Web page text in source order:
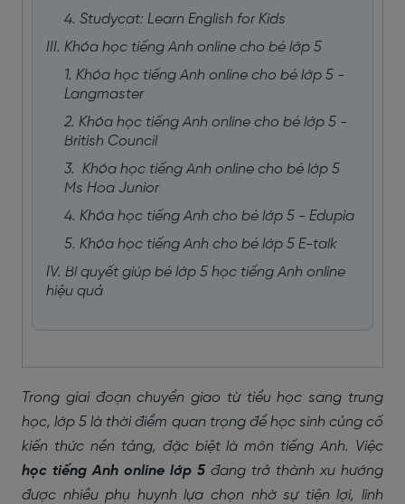
4. Studycat: Learn English for Kids
III. Khóa học tiếng Anh online cho bé lớp 5
1. Khóa học tiếng Anh online cho bé lớp 5 -
Langmaster
2. Khóa học tiếng Anh online cho bé lớp 5 -
British Council
3. Khóa học tiếng Anh online cho bé lớp 5
Ms Hoa Junior
4. Khóa học tiếng Anh cho bé lớp 5 - Edupia
5. Khóa học tiếng Anh cho bé lớp 5 E-talk
IV. Bí quyết giúp bé lớp 5 học tiếng Anh online
hiệu quả
Trong giai đoạn chuyển giao từ tiểu học sang trung
học, lớp 5 là thời điểm quan trọng để học sinh củng cố
kiến thức nền tảng, đặc biệt là môn tiếng Anh. Việc
học tiếng Anh online lớp 5 đang trở thành xu hướng
được nhiều phụ huynh lựa chọn nhờ sự tiện lợi, linh